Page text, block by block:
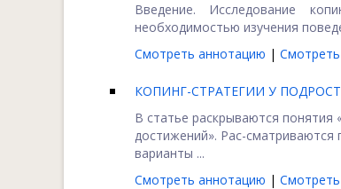
Введение. Исследование
необходимостью изучения
Смотреть аннотацию |
КОПИНГ-СТРАТЕГИИ У
В статье раскрываются понятия
достижений». Рас-сматриваются
варианты ...
Смотреть аннотацию |